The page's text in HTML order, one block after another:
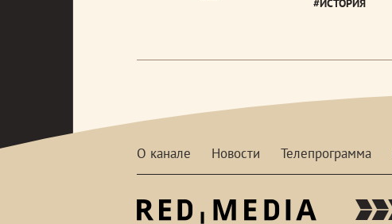
#ИСТОРИЯ
О канале Новости Телепрограмма